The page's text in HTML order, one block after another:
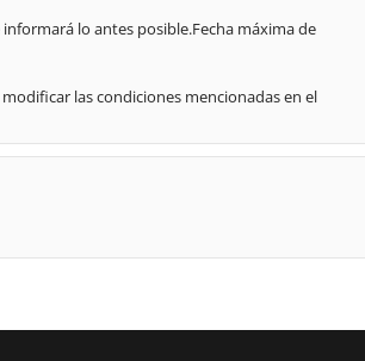
lo antes posible.Fecha máxima de
las condiciones mencionadas en el